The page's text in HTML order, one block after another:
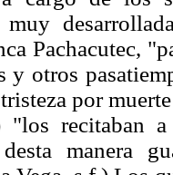
Pachacutec,
y otros
por
"los recitaban
manera